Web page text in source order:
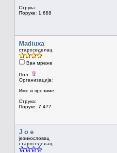
Струка:
Поруке: 1.688
Madiuxa
староседелац
Ван мреже
Пол:
Организација:
Име и презиме:
Струка:
Поруке: 7.477
J o e
језикословац
староседелац